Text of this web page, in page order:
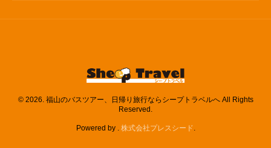
© 2026. 福山のバスツアー、日帰り旅行ならシープトラベルへ All Rights
Reserved.
Powered by . 株式会社プレスシード